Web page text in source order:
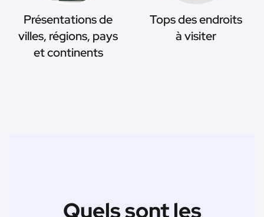
Présentations de
villes, régions, pays
et continents
Tops des endroits
à visiter
Quels sont les